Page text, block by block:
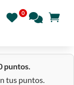
puntos.
tus puntos.